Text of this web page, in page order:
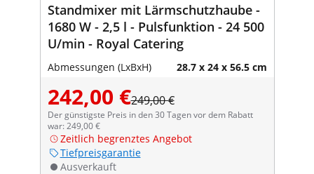
Standmixer mit Lärmschutzhaube -
1680 W - 2,5 l - Pulsfunktion - 24 500
U/min - Royal Catering
Abmessungen (LxBxH) 28.7 x 24 x 56.5 cm
242,00 €249,00 €
Der günstigste Preis in den 30 Tagen vor dem Rabatt
war: 249,00 €
Zeitlich begrenztes Angebot
Tiefpreisgarantie
Ausverkauft